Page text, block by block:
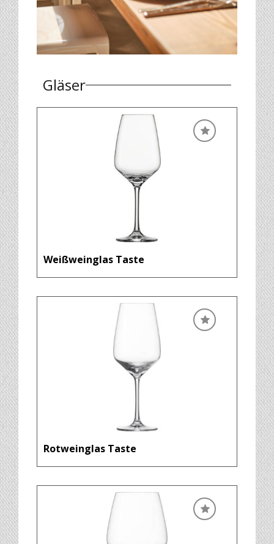
Gläser
Weißweinglas Taste
Rotweinglas Taste